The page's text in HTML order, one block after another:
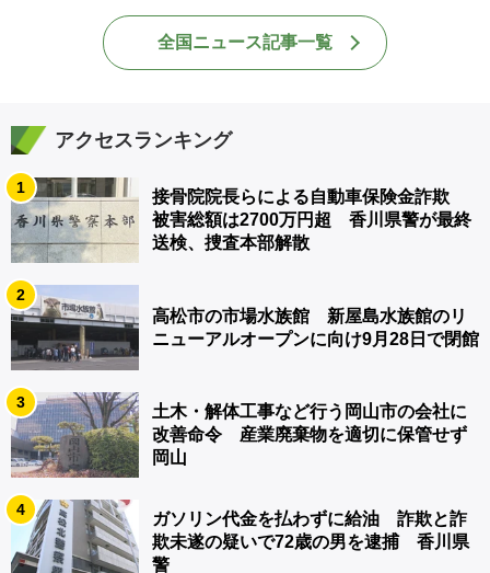
全国ニュース記事一覧
アクセスランキング
1
接骨院院長らによる自動車保険金詐欺
被害総額は2700万円超 香川県警が最終
送検、捜査本部解散
2
高松市の市場水族館 新屋島水族館のリ
ニューアルオープンに向け9月28日で閉館
3
土木・解体工事など行う岡山市の会社に
改善命令 産業廃棄物を適切に保管せず
岡山
4
ガソリン代金を払わずに給油 詐欺と詐
欺未遂の疑いで72歳の男を逮捕 香川県
警